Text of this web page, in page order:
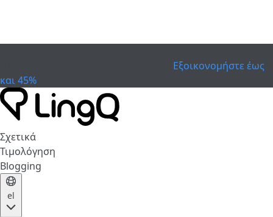
Εξοικονομήστε έως
και 45%
Σχετικά
Τιμολόγηση
Blogging
el